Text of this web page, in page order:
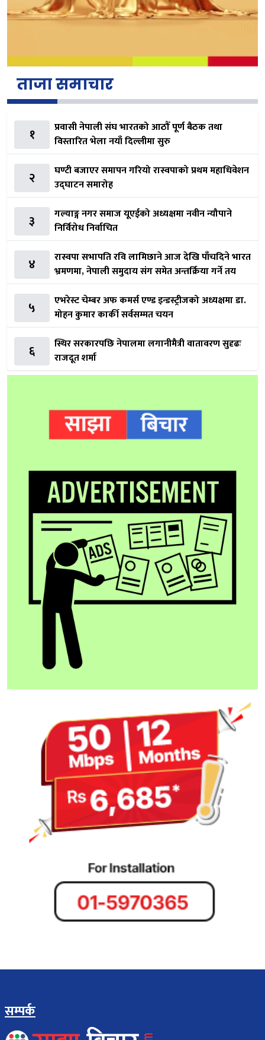
ताजा समाचार
१
प्रवासी नेपाली संघ भारतको आठौँ पूर्ण बैठक तथा
विस्तारित भेला नयाँ दिल्लीमा सुरु
२
घण्टी बजाएर समापन गरियो रास्वपाको प्रथम महाधिवेशन
उद्घाटन समारोह
३
गल्याङ्ग नगर समाज यूएईको अध्यक्षमा नवीन न्यौपाने
निर्विरोध निर्वाचित
४
रास्वपा सभापति रवि लामिछाने आज देखि पाँचदिने भारत
भ्रमणमा, नेपाली समुदाय संग समेत अन्तर्क्रिया गर्ने तय
५
एभरेस्ट चेम्बर अफ कमर्स एण्ड इन्डस्ट्रीजको अध्यक्षमा डा.
मोहन कुमार कार्की सर्वसम्मत चयन
६
स्थिर सरकारपछि नेपालमा लगानीमैत्री वातावरण सुदृढः
राजदूत शर्मा
सम्पर्क